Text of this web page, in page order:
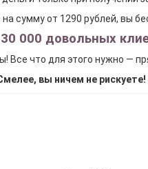
на сумму от 1290 рублей, вы
000 довольных
Все что для этого нужно —
вы ничем не рискуете!